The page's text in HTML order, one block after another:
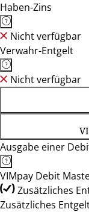
Haben-Zins
Nicht verfügbar
Verwahr-Entgelt
Nicht verfügbar
Ausgabe einer
VIMpay Debit
Zusätzliches
Zusätzliches